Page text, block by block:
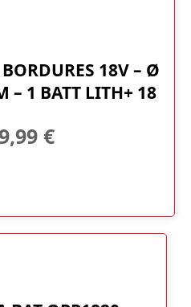
18V – Ø
– 1 BATT LITH+ 18
€